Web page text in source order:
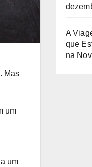
Mas
um
um
A
que
na